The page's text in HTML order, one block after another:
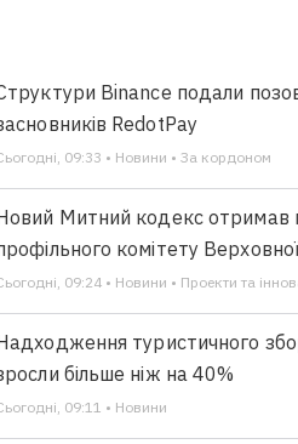
Binance подали
RedotPay
09:33 • Новини • За кордоном
Митний кодекс отримав
комітету
09:24 • Новини • Проекти та
туристичного
більше ніж на 40%
09:11 • Новини